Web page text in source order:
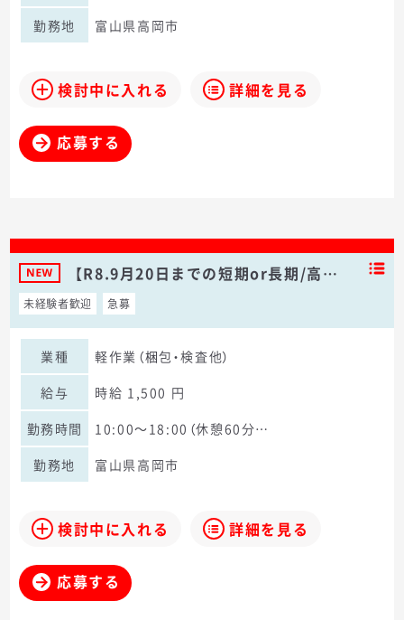
勤務地
富山県高岡市
検討中に入れる 詳細を見る
応募する
【R8.9月20日までの短期or長期/高…
未経験者歓迎 急募
業種
軽作業（梱包・検査他）
給与
時給 1,500 円
勤務時間
10:00～18:00（休憩60分…
勤務地
富山県高岡市
検討中に入れる 詳細を見る
応募する